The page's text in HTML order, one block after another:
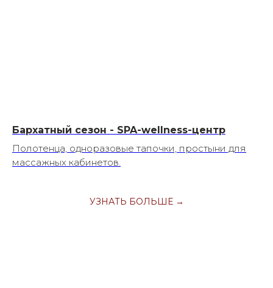
Бархатный сезон - SPA-wellness-центр
Полотенца, одноразовые тапочки, простыни для
массажных кабинетов.
УЗНАТЬ БОЛЬШЕ →